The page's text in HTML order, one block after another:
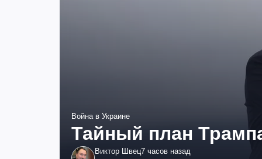
Война в Украине
Тайный план
Виктор Швец7 часов назад